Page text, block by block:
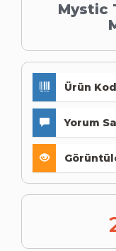
Mystic
Ürün
Yorum